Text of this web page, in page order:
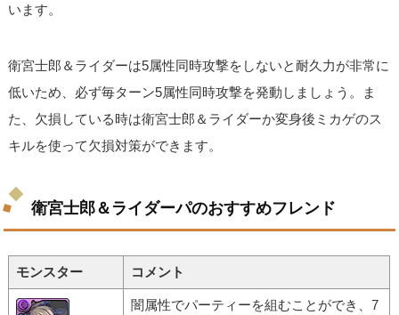
います。
衛宮士郎＆ライダーは5属性同時攻撃をしないと耐久力が非常に
低いため、必ず毎ターン5属性同時攻撃を発動しましょう。ま
た、欠損している時は衛宮士郎＆ライダーか変身後ミカゲのス
キルを使って欠損対策ができます。
衛宮士郎＆ライダーパのおすすめフレンド
モンスター コメント
闇属性でパーティーを組むことができ、7